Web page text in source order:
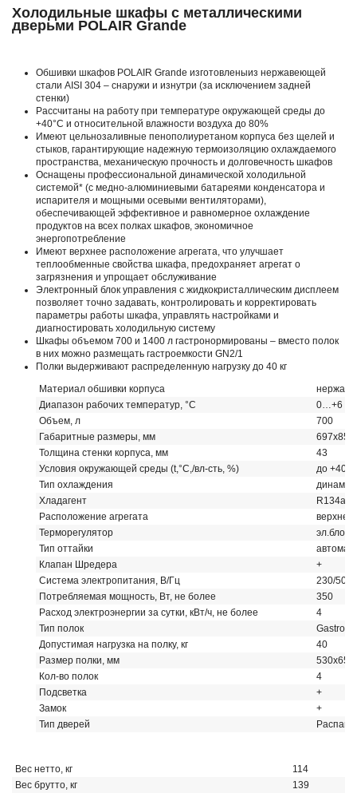
Холодильные шкафы с металлическими
дверьми POLAIR Grande
Обшивки шкафов POLAIR Grande изготовленыиз нержавеющей
стали AISI 304 – снаружи и изнутри (за исключением задней
стенки)
Рассчитаны на работу при температуре окружающей среды до
+40°С и относительной влажности воздуха до 80%
Имеют цельнозаливные пенополиуретаном корпуса без щелей и
стыков, гарантирующие надежную термоизоляцию охлаждаемого
пространства, механическую прочность и долговечность шкафов
Оснащены профессиональной динамической холодильной
системой* (с медно-алюминиевыми батареями конденсатора и
испарителя и мощными осевыми вентиляторами),
обеспечивающей эффективное и равномерное охлаждение
продуктов на всех полках шкафов, экономичное
энергопотребление
Имеют верхнее расположение агрегата, что улучшает
теплообменные свойства шкафа, предохраняет агрегат о
загрязнения и упрощает обслуживание
Электронный блок управления с жидкокристаллическим дисплеем
позволяет точно задавать, контролировать и корректировать
параметры работы шкафа, управлять настройками и
диагностировать холодильную систему
Шкафы объемом 700 и 1400 л гастронормированы – вместо полок
в них можно размещать гастроемкости GN2/1
Полки выдерживают распределенную нагрузку до 40 кг
Материал обшивки корпуса
Диапазон рабочих температур, °C
0…+6
Объем, л
700
Габаритные размеры, мм
Толщина стенки корпуса, мм
43
Условия окружающей среды (t,°C,/вл-сть, %)
до +40/
Тип охлаждения
Хладагент
R134a
Расположение агрегата
верхнее
Терморегулятор
эл.блок
Тип оттайки
Клапан Шредера
+
Система электропитания, В/Гц
230/50
Потребляемая мощность, Вт, не более
350
Расход электроэнергии за сутки, кВт/ч, не более
4
Тип полок
Допустимая нагрузка на полку, кг
40
Размер полки, мм
530x650
Кол-во полок
4
Подсветка
+
Замок
+
Тип дверей
Вес нетто, кг
114
Вес брутто, кг
139